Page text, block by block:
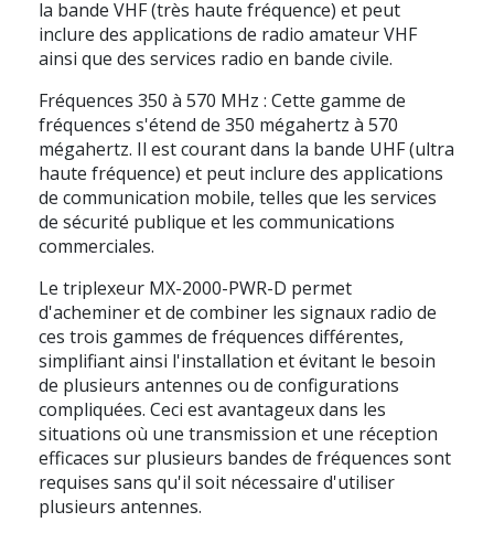
la bande VHF (très haute fréquence) et peut
inclure des applications de radio amateur VHF
ainsi que des services radio en bande civile.
Fréquences 350 à 570 MHz : Cette gamme de
fréquences s'étend de 350 mégahertz à 570
mégahertz. Il est courant dans la bande UHF (ultra
haute fréquence) et peut inclure des applications
de communication mobile, telles que les services
de sécurité publique et les communications
commerciales.
Le triplexeur MX-2000-PWR-D permet
d'acheminer et de combiner les signaux radio de
ces trois gammes de fréquences différentes,
simplifiant ainsi l'installation et évitant le besoin
de plusieurs antennes ou de configurations
compliquées. Ceci est avantageux dans les
situations où une transmission et une réception
efficaces sur plusieurs bandes de fréquences sont
requises sans qu'il soit nécessaire d'utiliser
plusieurs antennes.